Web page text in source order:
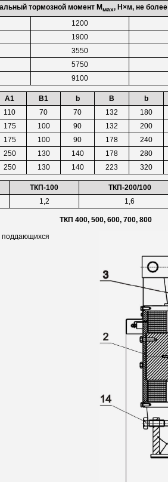
тормозной момент Ммах, Н×м, не более
1200
1900
3550
5750
9100
A1 B1 b В b
110 70 70 132 180
175 100 90 132 200
175 100 90 178 240
250 130 140 178 280
250 130 140 223 320
ТКП-100 ТКП-200/100
1,2 1,6
ТКП 400, 500, 600, 700, 800
поддающихся